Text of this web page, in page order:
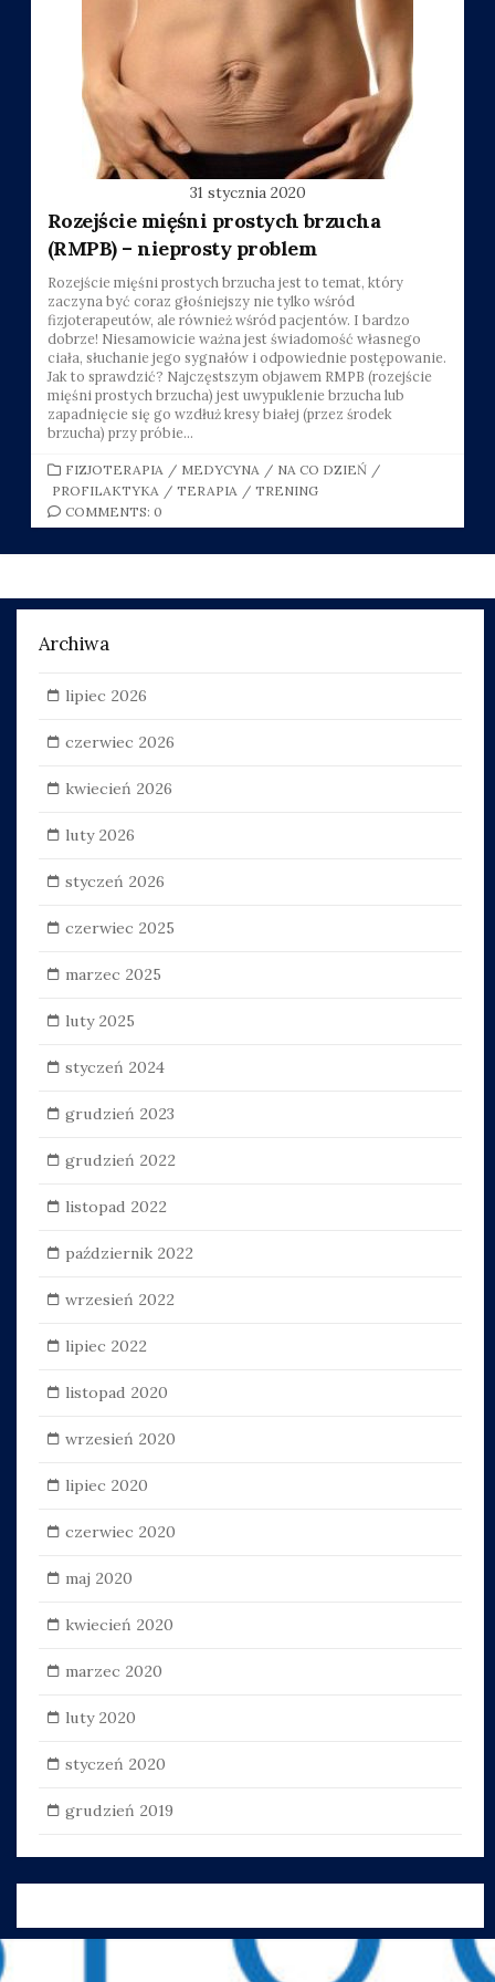
31 stycznia 2020
Rozejście mięśni prostych brzucha
(RMPB) – nieprosty problem
Rozejście mięśni prostych brzucha jest to temat, który
zaczyna być coraz głośniejszy nie tylko wśród
fizjoterapeutów, ale również wśród pacjentów. I bardzo
dobrze! Niesamowicie ważna jest świadomość własnego
ciała, słuchanie jego sygnałów i odpowiednie postępowanie.
Jak to sprawdzić? Najczęstszym objawem RMPB (rozejście
mięśni prostych brzucha) jest uwypuklenie brzucha lub
zapadnięcie się go wzdłuż kresy białej (przez środek
brzucha) przy próbie...
CATEGORIES
FIZJOTERAPIA / MEDYCYNA / NA CO DZIEŃ /
PROFILAKTYKA / TERAPIA / TRENING
COMMENTS: 0
Archiwa
lipiec 2026
czerwiec 2026
kwiecień 2026
luty 2026
styczeń 2026
czerwiec 2025
marzec 2025
luty 2025
styczeń 2024
grudzień 2023
grudzień 2022
listopad 2022
październik 2022
wrzesień 2022
lipiec 2022
listopad 2020
wrzesień 2020
lipiec 2020
czerwiec 2020
maj 2020
kwiecień 2020
marzec 2020
luty 2020
styczeń 2020
grudzień 2019